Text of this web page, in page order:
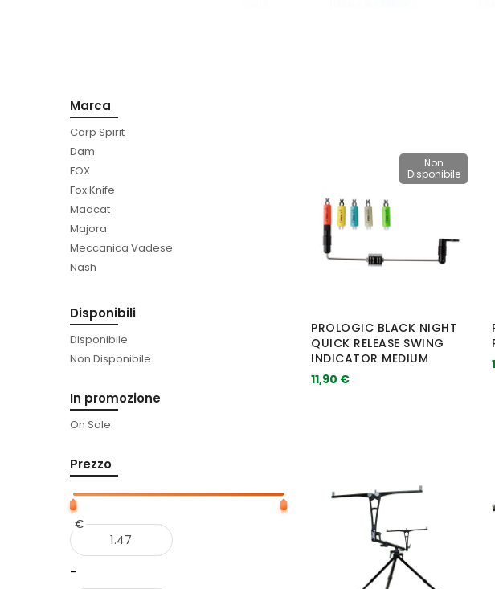
Non
Disponibile
PROLOGIC BLACK NIGHT
QUICK RELEASE SWING
INDICATOR MEDIUM
11,90 €
Marca
Carp Spirit
Dam
FOX
Fox Knife
Madcat
Majora
Meccanica Vadese
Nash
Disponibili
Disponibile
Non Disponibile
In promozione
On Sale
Prezzo
€
-